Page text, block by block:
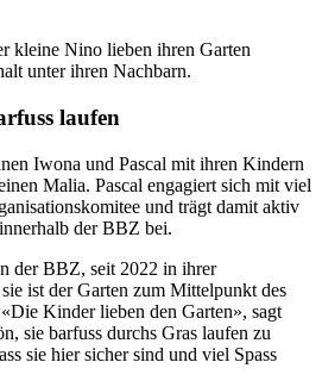
kleine Nino lieben ihren Garten
unter ihren Nachbarn.
laufen
Iwona und Pascal mit ihren Kindern
Malia. Pascal engagiert sich mit viel
und trägt damit aktiv
der BBZ bei.
der BBZ, seit 2022 in ihrer
ist der Garten zum Mittelpunkt des
Kinder lieben den Garten», sagt
sie barfuss durchs Gras laufen zu
sie hier sicher sind und viel Spass